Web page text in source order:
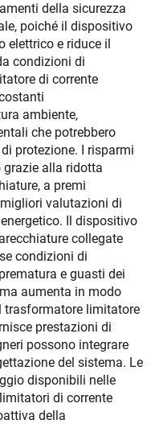
della sicurezza
poiché il dispositivo
elettrico e riduce il
condizioni di
di corrente
ambiente,
che potrebbero
protezione. I risparmi
alla ridotta
a premi
valutazioni di
Il dispositivo
collegate
condizioni di
e guasti dei
aumenta in modo
trasformatore limitatore
prestazioni di
possono integrare
del sistema. Le
disponibili nelle
di corrente
della